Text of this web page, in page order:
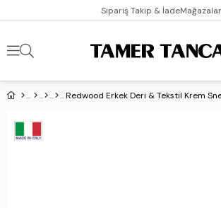
Sipariş Takip & İade
Redwood Erkek Deri & Tekstil Krem